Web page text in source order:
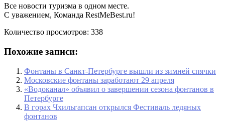
Все новости туризма в одном месте.
С уважением, Команда RestMeBest.ru!
Количество просмотров: 338
Похожие записи:
Фонтаны в Санкт-Петербурге вышли из зимней спячки
Московские фонтаны заработают 29 апреля
«Водоканал» объявил о завершении сезона фонтанов в
Петербурге
В горах Чхильгапсан открылся Фестиваль ледяных
фонтанов